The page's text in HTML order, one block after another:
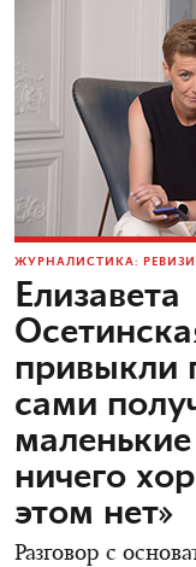
ЖУРНАЛИСТИКА:
Елизавета
привыкли
сами
ничего
этом нет»
Разговор с